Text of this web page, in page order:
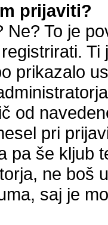
prijaviti?
Ne? To je
prikazalo
od
pri
pa še kljub
ne boš
saj je